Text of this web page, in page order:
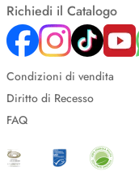
Richiedi il Catalogo
Condizioni di vendita
Diritto di Recesso
FAQ